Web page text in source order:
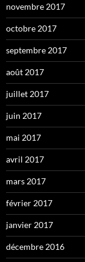
novembre 2017
octobre 2017
septembre 2017
août 2017
juillet 2017
juin 2017
mai 2017
avril 2017
mars 2017
février 2017
janvier 2017
décembre 2016